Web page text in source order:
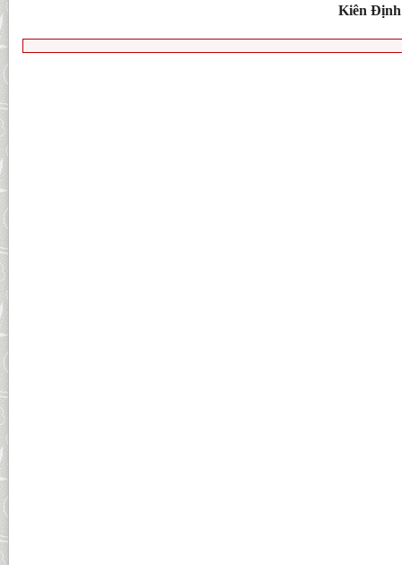
Kiên